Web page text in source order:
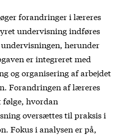
forandringer i læreres
undervisning indføres
herunder
er integreret med
og organisering af arbejdet
Forandringen af læreres
følge, hvordan
oversættes til praksis i
Fokus i analysen er på,